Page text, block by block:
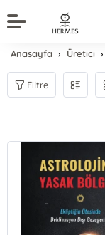
Anasayfa Üretici
Filtre